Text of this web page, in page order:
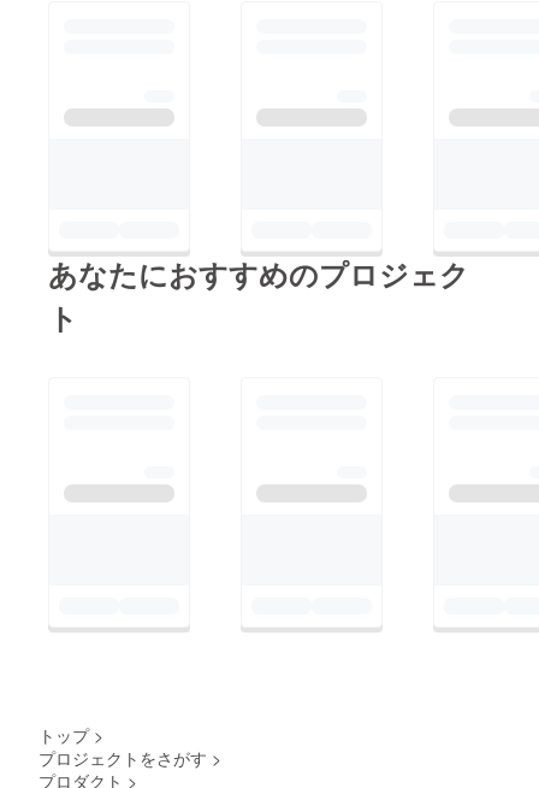
あなたにおすすめのプロジェク
ト
トップ >
プロジェクトをさがす >
プロダクト >